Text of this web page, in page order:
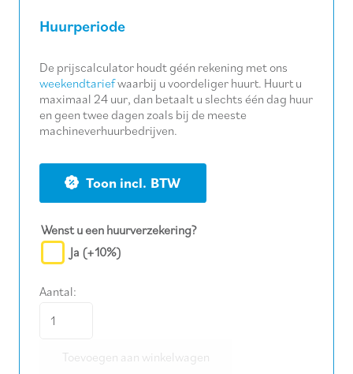
Huurperiode
De prijscalculator houdt géén rekening met ons
weekendtariefwaarbij u voordeliger huurt. Huurt u
maximaal 24 uur, dan betaalt u slechts één dag huur
en geen twee dagen zoals bij de meeste
machineverhuurbedrijven.
BTW
Wenst u een huurverzekering?
Ja (+10%)
Aantal:
Toevoegen aan winkelwagen